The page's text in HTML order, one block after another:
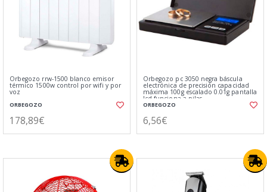
Orbegozo rrw-1500 blanco emisor
térmico 1500w control por wifi y por
voz
ORBEGOZO
178,89€
Orbegozo pc 3050 negra báscula
electrónica de precisión capacidad
máxima 100g escalado 0.01g pantalla
lcd funciona a pilas
ORBEGOZO
6,56€